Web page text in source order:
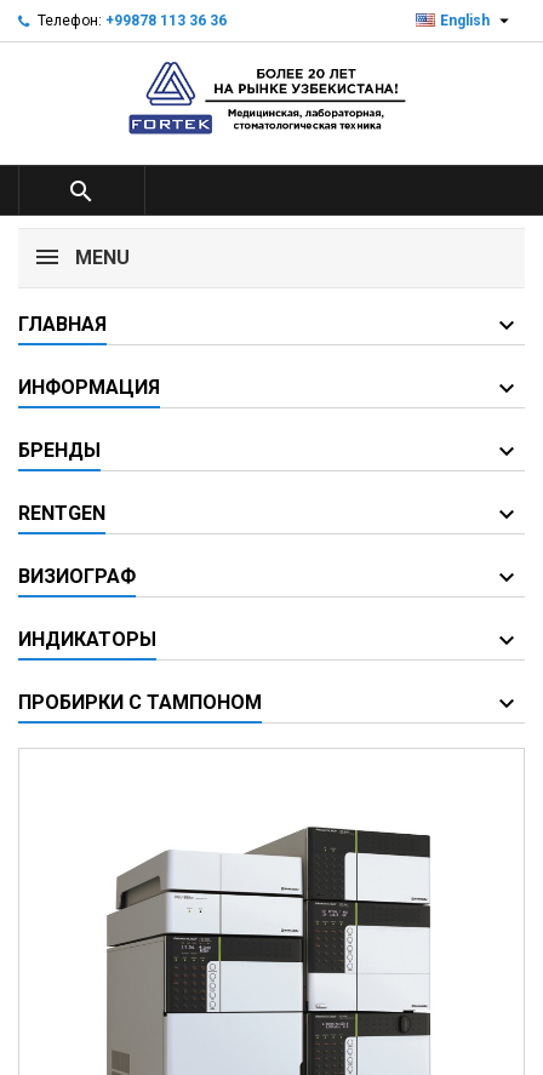
Телефон: +99878 113 36 36 English 

MENU
ГЛАВНАЯ
ИНФОРМАЦИЯ
БРЕНДЫ
RENTGEN
ВИЗИОГРАФ
ИНДИКАТОРЫ
ПРОБИРКИ С ТАМПОНОМ